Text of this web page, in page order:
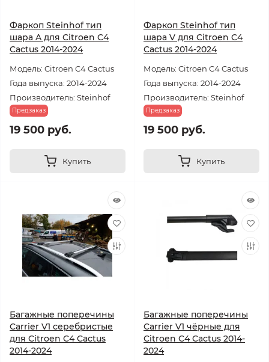
Фаркоп Steinhof тип
шара A для Citroen C4
Cactus 2014-2024
Модель: Citroen C4 Cactus
Года выпуска: 2014-2024
Производитель: Steinhof
Предзаказ
19 500 руб.
Купить
Фаркоп Steinhof тип
шара V для Citroen C4
Cactus 2014-2024
Модель: Citroen C4 Cactus
Года выпуска: 2014-2024
Производитель: Steinhof
Предзаказ
19 500 руб.
Купить
Багажные поперечины
Carrier V1 серебристые
для Citroen C4 Cactus
2014-2024
Багажные поперечины
Carrier V1 чёрные для
Citroen C4 Cactus 2014-
2024